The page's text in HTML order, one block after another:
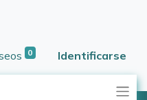
0 Identificarse